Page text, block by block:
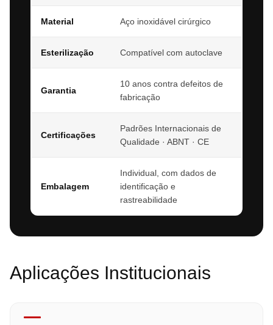
Material Aço inoxidável cirúrgico
Esterilização Compatível com autoclave
Garantia
10 anos contra defeitos de
fabricação
Certificações
Padrões Internacionais de
Qualidade · ABNT · CE
Embalagem
Individual, com dados de
identificação e
rastreabilidade
Aplicações Institucionais